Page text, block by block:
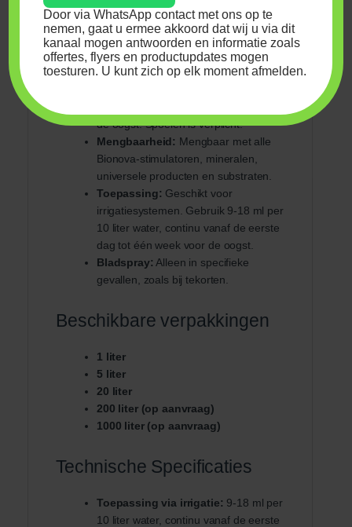
Hoe gebruik je Bionova
Coco Forte A+B Coco?
de oogst. Spoelen is verplicht.
Mengbaarheid: Mengbaar met alle
Bionova-stimulatoren, mineralen,
universele producten en substraten.
Toepassing: Geschikt voor
irrigatiesystemen. Gebruik 9-18 ml per
10 liter water, continu vanaf de eerste
dag tot één week voor de oogst.
Bladspray: Alleen in specifieke
gevallen, zoals bij tekorten.
Beschikbare verpakkingen
1 liter
5 liter
20 liter
200 liter (op aanvraag)
1000 liter (op aanvraag)
Technische Specificaties
Toepassing via irrigatie: 9-18 ml per
10 liter water, continu vanaf de eerste
Door via WhatsApp contact met ons op te
nemen, gaat u ermee akkoord dat wij u via dit
kanaal mogen antwoorden en informatie zoals
offertes, flyers en productupdates mogen
toesturen. U kunt zich op elk moment afmelden.